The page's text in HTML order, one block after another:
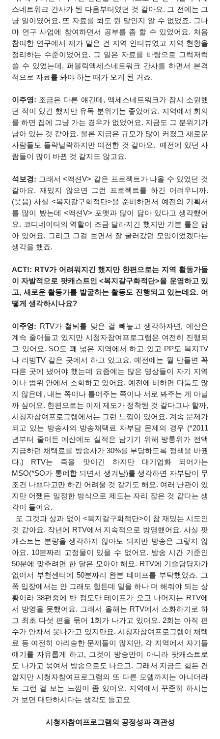
스네트워크 간사가 된 다음부터였던 것 같아요. 그 전에는 그
냥 일이였어요. 또 자료를 봐도 뭔 말인지 알 수 없었죠. 그나
마 연구 사업에 참여하면서 공부를 좀 할 수 있었어요. 처음
참여한 연구에서 제가 맡은 건 지역 인터뷰였고 지역 현황을
정리하는 수준이었어요. 그 일은 자료를 바탕으로 그럭저럭
쓸 수 있었는데, 퍼블릭액세스네트워크 간사를 하면서 본격
적으로 자료를 봐야 하는 때가 오게 된 거죠.
이주영: 조금은 다른 얘긴데, 액세스네트워크가 잠시 소원했
던 적이 있긴 했지만 유독 분위기는 좋았어요. 지역에서 회의
를 하면 집에 그냥 가는 경우가 없었어요. 지금도 그 분위기가
남아 있는 것 같아요. 물론 지금은 규모가 많이 커졌고 새로운
사람들도 들락날락하지만 여전한 것 같아요. 예전에 있던 사
람들이 많이 바뀐 것 같지도 않고요.
석보경: 그래서 <액션V> 같은 프로젝트가 나올 수 있었던 것
같아요. 재밌지 않으면 그런 프로젝트를 하긴 어려우니까.
(웃음) 사실 <복지갈구화적단>을 준비하면서 예전의 기획서
를 많이 봤는데 <액션V> 포맷과 많이 닮아 있다고 생각했어
요. 코디네이터의 역할이 조금 달라지긴 했지만 기본 틀은 닮
아 있어요. 그리고 그걸 보면서 잘 굴러갔던 모임이었겠다는
생각을 했죠.
ACT!: RTV가 어려워지긴 했지만 한편으로는 지역 활동가들
이 자발적으로 팟캐스트인 <복지갈구화적단>을 운영하고 있
고, 새로운 활동가를 발굴하는 활동도 진행되고 있는데요. 어
떻게 생각하시나요?
이주영: RTV가 철퇴를 맞은 걸 빼놓고 생각하자면, 예산은
계속 줄어들고 있지만 시청자참여프로그램은 여전히 진행되
고 있어요. SO도 꽤 넓은 지역에서 하고 있고 PP도 복지TV
나 리빙TV 같은 곳에서 하고 있고요. 예전에는 뭘 만들면 꼭
다른 곳에 냈어야 했는데 요즘에는 많은 영상들이 자기 지역
이나 범위 안에서 소화하고 있어요. 예전에 비하면 다툼도 많
지 않은데, 내는 쪽이나 틀어주는 쪽이나 서로 봐주는 게 아닐
까 싶어요. 한편으로는 이제 제도가 정착된 것 같다고나 할까,
시청자참여프로그램에서는 그런 느낌이 있어요. 계속 문제가
되고 있는 방송사의 방송채택료 자부담 문제의 경우 (*2011
년부터 줄어든 예산에도 실적은 남기기 위해 방통위가 전액
지급하던 채택료를 방송사가 30%를 부담하도록 정책을 바꿨
다.) RTV는 죽을 맛이긴 하지만 대기업화 되어가는
MSO(*SO가 통폐합 되면서 생겨남)를 생각하면 자부담이 무
조건 나쁘다고만 하긴 어려울 것 같기도 해요. 여러 난관이 있
지만 어쨌든 일정한 방식으로 제도는 자리 잡은 것 같다는 생
각이 들어요.
또 그것과 상과 없이 <복지갈구화적단>이 참 재밌는 시도인
것 같아요. 작년에 RTV에서 지속적으로 방영했어요. 사실 팟
캐스트는 분량을 생각하지 않아도 되지만 방송은 그렇지 않
아요. 10분짜리 고정물이 있을 수 없어요. 방송 시간 기준인
50분에 맞추려면 한 달은 모아야 해요. RTV에 기술담당자가
없어서 부천센터에 50분짜리 완본 테이프를 부탁했었죠. 그
쪽 입장에서는 안 그래도 힘든데 일을 하나 더 해줘야 되는 상
황이라 38편중에 반 정도만 테이프가 오고 나머지는 RTV에
서 방영을 못했어요. 그래서 올해는 RTV에서 소화하기로 하
고 최초 다섯 편을 묶어 1회가 나가고 있어요. 2회는 아직 편
수가 안차서 못나가고 있지만요. 시청자참여프로그램이 채택
료 등 여전히 아리송한 문제들이 많지만, 각 지역에서 자기들
얘기를 자유롭게 하고, 그것이 방송만이 아니라 팟캐스트로
도 나가고 묶여서 방송으로도 나오고. 그래서 지금도 힘든 건
알지만 시청자참여프로그램의 또 다른 모델까지는 아니더라
도 그런 걸 보는 느낌이 좀 있어요. 지역에서 꾸준히 하시는
거 보면 대단하시다는 생각도 들고요
시청자참여프로그램의 공정성과 객관성